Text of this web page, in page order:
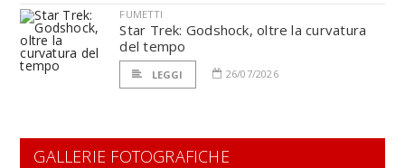
FUMETTI
Star Trek: Godshock, oltre la curvatura
del tempo
LEGGI 26/07/2026
GALLERIE FOTOGRAFICHE